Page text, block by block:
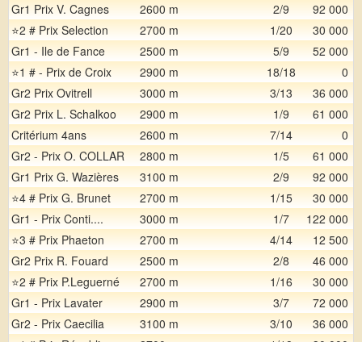
Gr1 Prix V. Cagnes
2600 m 2/9 92 000
⭐2 # Prix Selection
2700 m 1/20 30 000
Gr1 - Ile de Fance
2500 m 5/9 52 000
⭐1 # - Prix de Croix
2900 m 18/18
0
Gr2 Prix Ovitrell
3000 m 3/13 36 000
Gr2 Prix L. Schalkoo
2900 m 1/9 61 000
Critérium 4ans
2600 m 7/14 0
Gr2 - Prix O. COLLAR
2800 m 1/5 61 000
Gr1 Prix G. Wazières
3100 m 2/9 92 000
⭐4 # Prix G. Brunet
2700 m 1/15 30 000
Gr1 - Prix Conti....
3000 m 1/7 122 000
⭐3 # Prix Phaeton
2700 m 4/14 12 500
Gr2 Prix R. Fouard
2500 m 2/8 46 000
⭐2 # Prix P.Leguerné
2700 m 1/16 30 000
Gr1 - Prix Lavater
2900 m 3/7 72 000
Gr2 - Prix Caecilia
3100 m 3/10 36 000